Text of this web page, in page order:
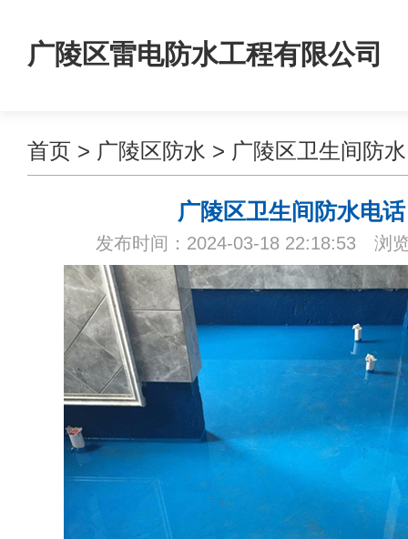
广陵区雷电防水工程有限公司
首页 > 广陵区防水 > 广陵区卫生间防水
广陵区卫生间防水电话
发布时间：2024-03-18 22:18:53 浏